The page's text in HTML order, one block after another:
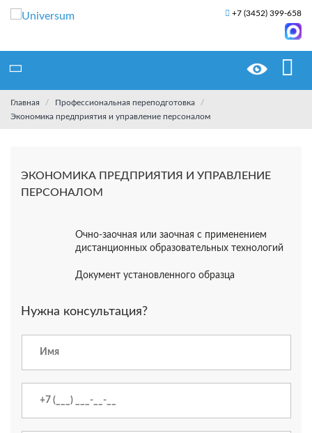
+7 (3452) 399-658
Главная
Профессиональная переподготовка
Экономика предприятия и управление персоналом
ЭКОНОМИКА ПРЕДПРИЯТИЯ И УПРАВЛЕНИЕ
ПЕРСОНАЛОМ
Очно-заочная или заочная с применением
дистанционных образовательных технологий
Документ установленного образца
Нужна консультация?